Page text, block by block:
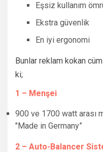
Eşsiz kullanım
Ekstra güvenlik
En iyi ergonomi
Bunlar reklam kokan
ki;
1 – Menşei
900 ve 1700 watt arası
"Made in Germany”
2 – Auto-Balancer